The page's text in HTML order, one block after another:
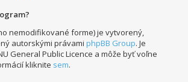
nemodifikované forme) je vytvorený,
autorskými právamiphpBB Group. Je
General Public Licence a môže byť voľne
kliknite sem.